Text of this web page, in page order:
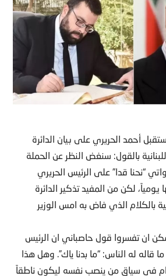
أحمد الحريري على بيان الدائرة
بالقول: سنغض النظر عن الحملة
“نحنا قدا” على الرئيس الحريري
لكن من المفيد تذكير الدائرة
بالكلام الذي فاض به امس الوزير
ان تفسروا قول حاصباني ان الرئيس
قاله له الناس: “ما بدنا ياك”. وهل هذا
في سياق من ينصب نفسه ليكون ناطقاً